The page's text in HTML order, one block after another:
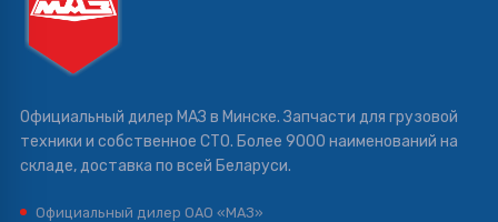
Официальный дилер МАЗ в Минске. Запчасти для грузовой
техники и собственное СТО. Более 9000 наименований на
складе, доставка по всей Беларуси.
Официальный дилер ОАО «МАЗ»